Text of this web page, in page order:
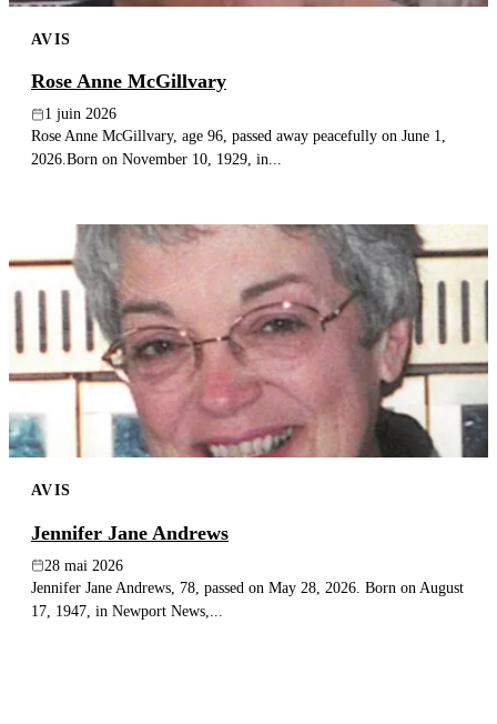
AVIS
Rose Anne McGillvary
1 juin 2026
Rose Anne McGillvary, age 96, passed away peacefully on June 1,
2026.Born on November 10, 1929, in...
AVIS
Jennifer Jane Andrews
28 mai 2026
Jennifer Jane Andrews, 78, passed on May 28, 2026. Born on August
17, 1947, in Newport News,...